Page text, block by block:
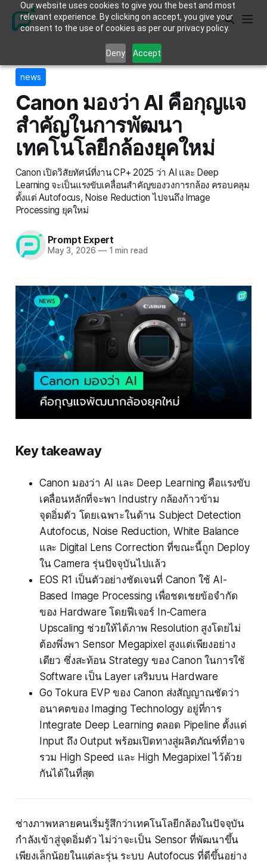
Our website uses cookies to give you the best and most
relevant experience. By clicking on accept, you give your
consent to the use of cookies as per our privacy policy.
Deny Accept
news
Canon มองว่า AI คือกุญแจ
สำคัญในการพัฒนา
เทคโนโลยีกล้องยุคใหม่
Canon เปิดวิสัยทัศน์ที่งาน CP+ 2025 ว่า AI และ Deep
Learning จะเป็นแรงขับเคลื่อนสำคัญของวงการกล้อง ครอบคลุม
ตั้งแต่ Autofocus, Noise Reduction ไปจนถึง Image
Processing ยุคใหม่
Prompt Expert
May 3, 2026 —1 min read
Key takeaway
Canon มองว่า AI และ Deep Learning คือแรงขับ
เคลื่อนหลักที่จะพา Industry กล้องก้าวข้าม
จุดอิ่มตัว โดยเฉพาะในด้าน Subject Detection
Autofocus, Noise Reduction, White Balance
และ Digital Lens Correction ที่ขณะนี้ถูก Deploy
ใน Camera รุ่นปัจจุบันไปแล้ว
EOS R1 เป็นตัวอย่างชัดเจนที่ Canon ใช้ AI-
Based Image Processing เพื่อชดเชยข้อจำกัด
ของ Hardware โดยฟีเจอร์ In-Camera
Upscaling ช่วยให้ได้ภาพ Resolution สูงโดยไม่
ต้องพึ่งพา Sensor Megapixel สูงแต่เพียงอย่าง
เดียว ซึ่งสะท้อน Strategy ของ Canon ในการใช้
Software เป็น Layer เสริมบน Hardware
Go Tokura EVP ของ Canon ส่งสัญญาณชัดว่า
อนาคตของ Imaging Technology อยู่ที่การ
Integrate Deep Learning ตลอด Pipeline ตั้งแต่
Input ถึง Output พร้อมเปิดทางสู่ผลิตภัณฑ์ที่อาจ
รวม High Speed และ High Megapixel ไว้ด้วย
กันได้ในที่สุด
ช่างภาพหลายคนเริ่มรู้สึกว่าเทคโนโลยีกล้องในปัจจุบัน
กำลังเข้าสู่จุดอิ่มตัว ไม่ว่าจะเป็น Sensor ที่พัฒนาขึ้น
เพียงเล็กน้อยในแต่ละรุ่น ระบบ Autofocus ที่ดีขึ้นอย่าง